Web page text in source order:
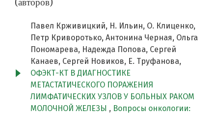
(авторов)
Павел Крживицкий, Н. Ильин, О. Клиценко,
Петр Криворотько, Антонина Черная, Ольга
Пономарева, Надежда Попова, Сергей
Канаев, Сергей Новиков, Е. Труфанова,
ОФЭКТ-КТ В ДИАГНОСТИКЕ
МЕТАСТАТИЧЕСКОГО ПОРАЖЕНИЯ
ЛИМФАТИЧЕСКИХ УЗЛОВ У БОЛЬНЫХ РАКОМ
МОЛОЧНОЙ ЖЕЛЕЗЫ , Вопросы онкологии: